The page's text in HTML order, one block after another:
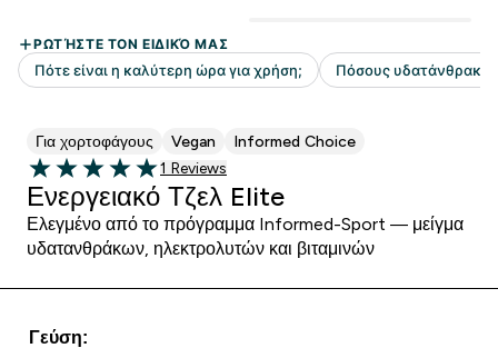
Για χορτοφάγους Vegan Informed Choice
5 out of 5 stars
1 customer reviews
1 Reviews
Ενεργειακό Τζελ Elite
Ελεγμένο από το πρόγραμμα Informed-Sport — μείγμα
υδατανθράκων, ηλεκτρολυτών και βιταμινών
Γεύση: